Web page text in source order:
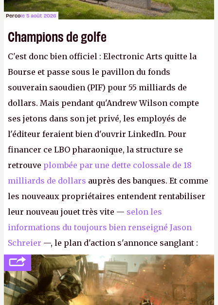
Percole 5 août 2026
Champions de golfe
C'est donc bien officiel : Electronic Arts quitte la
Bourse et passe sous le pavillon du fonds
souverain saoudien (PIF) pour 55 milliards de
dollars. Mais pendant qu'Andrew Wilson compte
ses jetons dans son jet privé, les employés de
l'éditeur feraient bien d'ouvrir LinkedIn. Pour
financer ce LBO pharaonique, la structure se
retrouve plombée par une dette colossale de 18
milliards de dollars auprès des banques. Et comme
les nouveaux propriétaires entendent rentabiliser
leur nouveau jouet très vite — selon les
informations du toujours bien renseigné Jason
Schreier —, le plan d'action s'annonce sanglant :
réductions de coûts drastiques, fermetures de
studios et licenciements massifs. En gros, essorer
FCetBattlefield, puis virer le reste.P.